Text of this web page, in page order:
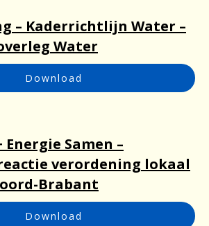
– Kaderrichtlijn Water –
Water
Download
Samen –
verordening lokaal
Brabant
Download